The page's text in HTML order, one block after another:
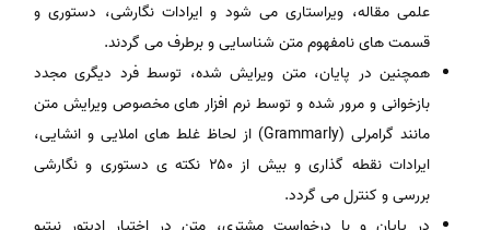
علمی مقاله، ویراستاری می شود و ایرادات نگارشی، دستوری و
قسمت های نامفهوم متن شناسایی و برطرف می گردند.
همچنین در پایان، متن ویرایش شده، توسط فرد دیگری مجدد
بازخوانی و مرور شده و توسط نرم افزار های مخصوص ویرایش متن
مانند گرامرلی (Grammarly) از لحاظ غلط های املایی و انشایی،
ایرادات نقطه گذاری و بیش از ۲۵۰ نکته ی دستوری و نگارشی
بررسی و کنترل می گردد.